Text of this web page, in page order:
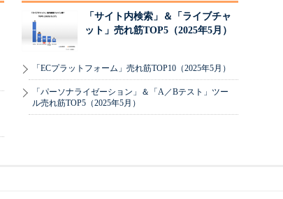
「サイト内検索」＆「ライブチャ
ット」売れ筋TOP5（2025年5月）
「ECプラットフォーム」売れ筋TOP10（2025年5月）
「パーソナライゼーション」＆「A／Bテスト」ツー
ル売れ筋TOP5（2025年5月）